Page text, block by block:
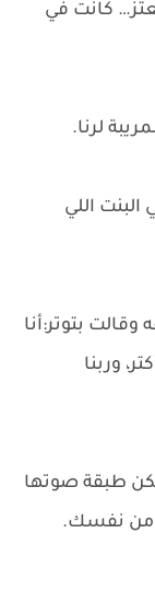
كانت في
لرنا.
اللي
بتوتر:أنا
وربنا
طبقة صوتها
من نفسك.